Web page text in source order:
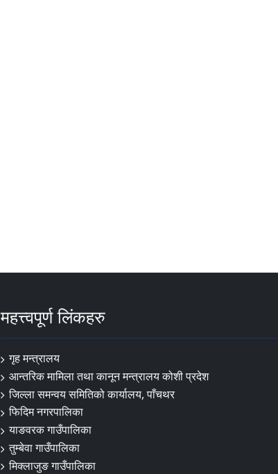
महत्त्वपूर्ण लिंकहरु
गृह मन्त्रालय
आन्तरिक मामिला तथा कानून मन्त्रालय कोशी प्रदेश
जिल्ला समन्वय समितिको कार्यालय, पाँचथर
फिदिम नगरपालिका
याङवरक गाउँपालिका
तुम्बेवा गाउँपालिका
मिक्लाजुङ गाउँपालिका